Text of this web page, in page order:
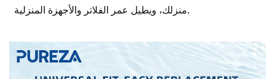
منزلك، ويطيل عمر الفلاتر والأجهزة المنزلية.